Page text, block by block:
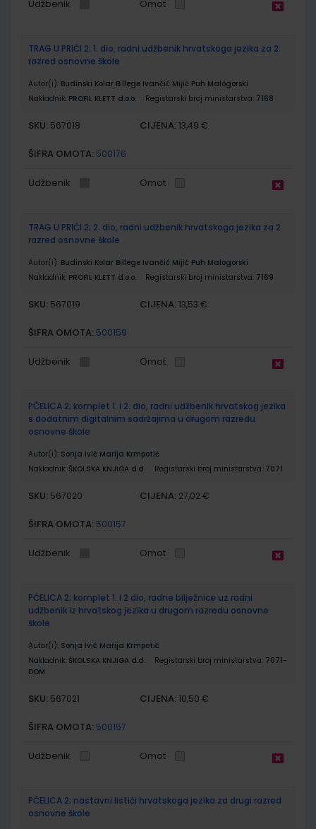
Udžbenik Omot
TRAG U PRIČI 2; 1. dio, radni udžbenik hrvatskoga jezika za 2.
razred osnovne škole
Autor(i): Budinski Kolar Billege Ivančić Mijić Puh Malogorski
Nakladnik: PROFIL KLETT d.o.o. Registarski broj ministarstva: 7168
SKU: 567018 CIJENA: 13,49 €
ŠIFRA OMOTA: 500176
Udžbenik Omot
TRAG U PRIČI 2; 2. dio, radni udžbenik hrvatskoga jezika za 2.
razred osnovne škole
Autor(i): Budinski Kolar Billege Ivančić Mijić Puh Malogorski
Nakladnik: PROFIL KLETT d.o.o. Registarski broj ministarstva: 7169
SKU: 567019 CIJENA: 13,53 €
ŠIFRA OMOTA: 500159
Udžbenik Omot
PČELICA 2; komplet 1. i 2. dio, radni udžbenik hrvatskog jezika
s dodatnim digitalnim sadržajima u drugom razredu
osnovne škole
Autor(i): Sonja Ivić Marija Krmpotić
Nakladnik: ŠKOLSKA KNJIGA d.d. Registarski broj ministarstva: 7071
SKU: 567020 CIJENA: 27,02 €
ŠIFRA OMOTA: 500157
Udžbenik Omot
PČELICA 2; komplet 1. i 2 dio, radne bilježnice uz radni
udžbenik iz hrvatskog jezika u drugom razredu osnovne
škole
Autor(i): Sonja Ivić Marija Krmpotić
Nakladnik: ŠKOLSKA KNJIGA d.d. Registarski broj ministarstva: 7071-
DOM
SKU: 567021 CIJENA: 10,50 €
ŠIFRA OMOTA: 500157
Udžbenik Omot
PČELICA 2; nastavni listići hrvatskoga jezika za drugi razred
osnovne škole